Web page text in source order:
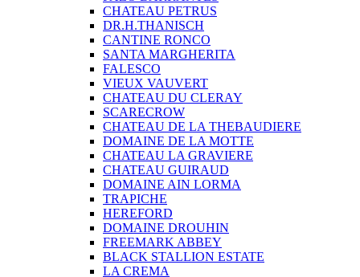
CHATEAU PETRUS
DR.H.THANISCH
CANTINE RONCO
SANTA MARGHERITA
FALESCO
VIEUX VAUVERT
CHATEAU DU CLERAY
SCARECROW
CHATEAU DE LA THEBAUDIERE
DOMAINE DE LA MOTTE
CHATEAU LA GRAVIERE
CHATEAU GUIRAUD
DOMAINE AIN LORMA
TRAPICHE
HEREFORD
DOMAINE DROUHIN
FREEMARK ABBEY
BLACK STALLION ESTATE
LA CREMA